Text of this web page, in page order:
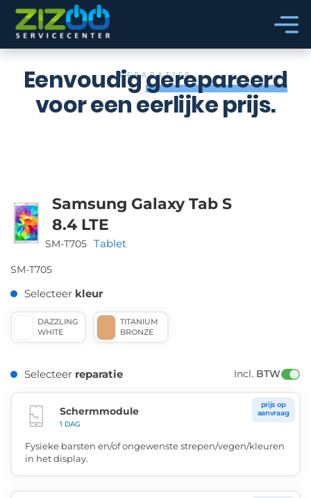
Ga naar hoofdinhoud
Ga naar voettekst
REPARATIES
Eenvoudiggerepareerd
voor een eerlijke prijs.
Samsung Galaxy Tab S
8.4 LTE
SM-T705 Tablet
SM-T705
Selecteer kleur
DAZZLING
WHITE
TITANIUM
BRONZE
Selecteer reparatie Incl. BTW
Schermmodule
1 DAG
prijs op
aanvraag
Fysieke barsten en/of ongewenste strepen/vegen/kleuren
in het display.